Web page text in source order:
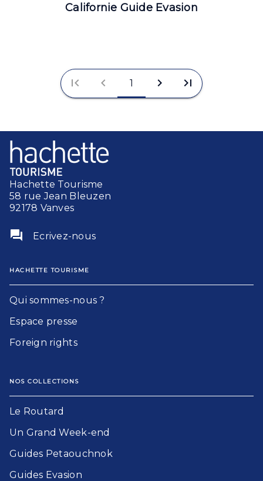
Californie Guide Evasion
first_page chevron_left 1 chevron_right last_page
Hachette Tourisme
58 rue Jean Bleuzen
92178 Vanves
question_answer Ecrivez-nous
HACHETTE TOURISME
Qui sommes-nous ?
Espace presse
Foreign rights
NOS COLLECTIONS
Le Routard​
Un Grand Week-end​
Guides Petaouchnok​
Guides Evasion​